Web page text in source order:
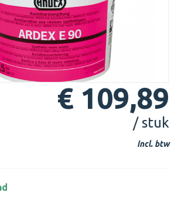
€ 109,89
/ stuk
incl. btw